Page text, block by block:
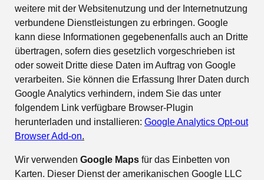
weitere mit der Websitenutzung und der Internetnutzung
verbundene Dienstleistungen zu erbringen. Google
kann diese Informationen gegebenenfalls auch an Dritte
übertragen, sofern dies gesetzlich vorgeschrieben ist
oder soweit Dritte diese Daten im Auftrag von Google
verarbeiten. Sie können die Erfassung Ihrer Daten durch
Google Analytics verhindern, indem Sie das unter
folgendem Link verfügbare Browser-Plugin
herunterladen und installieren: Google Analytics Opt-out
Browser Add-on.
Wir verwenden Google Maps für das Einbetten von
Karten. Dieser Dienst der amerikanischen Google LLC